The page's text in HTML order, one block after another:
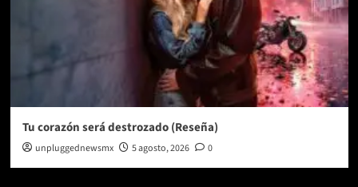
Tu corazón será destrozado (Reseña)
unpluggednewsmx 5 agosto, 2026 0